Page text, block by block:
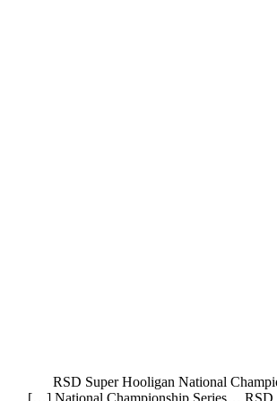
RSD Super Hooligan National
National Championship Series… RSD